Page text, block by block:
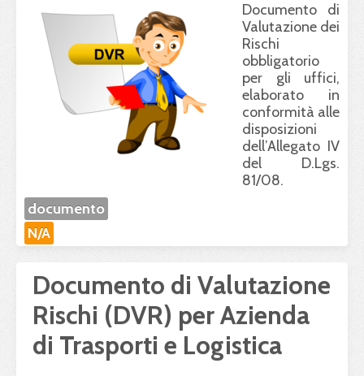
Documento di
Valutazione dei
Rischi
obbligatorio
per gli uffici,
elaborato in
conformità alle
disposizioni
dell’Allegato IV
del D.Lgs.
81/08.
documento
N/A
Documento di Valutazione
Rischi (DVR) per Azienda
di Trasporti e Logistica